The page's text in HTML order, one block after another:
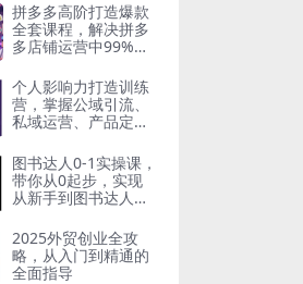
拼多多高阶打造爆款
全套课程，解决拼多
多店铺运营中99%的
个人影响力打造训练
营，掌握公域引流、
私域运营、产品定位
0到1的个人IP蜕变
图书达人0-1实操课，
带你从0起步，实现
从新手到图书达人的
2025外贸创业全攻
略，从入门到精通的
全面指导